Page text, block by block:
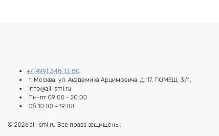
+7 (499) 348 13 80
г. Москва, ул. Академика Арцимовича, д. 17, ПОМЕЩ. 3/1,
info@all-sml.ru
Пн-пт 09:00 - 20:00
Сб 10:00 - 19:00
© 2026 all-sml.ru Все права защищены.